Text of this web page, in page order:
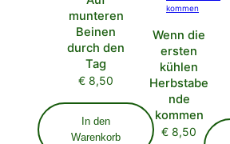
munteren
Beinen
durch den
Tag
€ 8,50
In den
Warenkorb
Wenn die
ersten
kühlen
Herbstabe
nde
kommen
€ 8,50